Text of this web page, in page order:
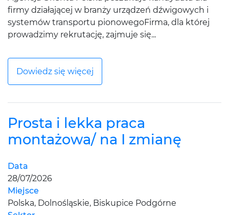
firmy działającej w branży urządzeń dźwigowych i
systemów transportu pionowegoFirma, dla której
prowadzimy rekrutację, zajmuje się...
Dowiedz się więcej
Prosta i lekka praca
montażowa/ na I zmianę
Data
28/07/2026
Miejsce
Polska, Dolnośląskie, Biskupice Podgórne